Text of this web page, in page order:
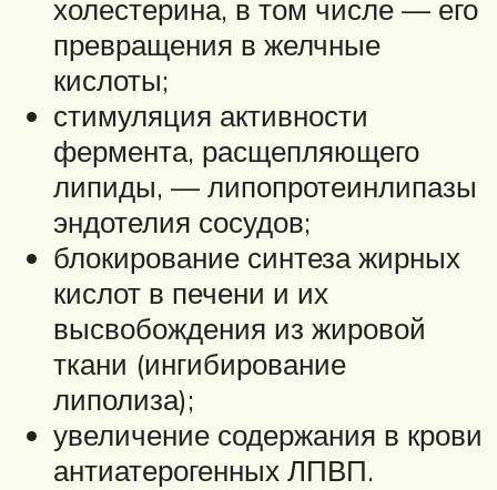
холестерина, в том числе — его
превращения в желчные
кислоты;
стимуляция активности
фермента, расщепляющего
липиды, — липопротеинлипазы
эндотелия сосудов;
блокирование синтеза жирных
кислот в печени и их
высвобождения из жировой
ткани (ингибирование
липолиза);
увеличение содержания в крови
антиатерогенных ЛПВП.